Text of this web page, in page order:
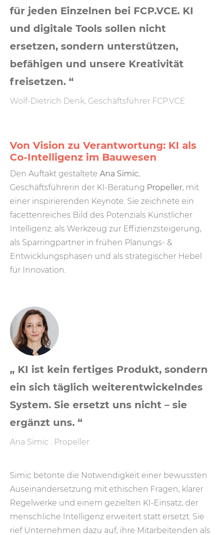
für jeden Einzelnen bei FCP.VCE. KI
und digitale Tools sollen nicht
ersetzen, sondern unterstützen,
befähigen und unsere Kreativität
freisetzen. “
Wolf-Dietrich Denk, Geschäftsführer FCP.VCE
Von Vision zu Verantwortung: KI als
Co-Intelligenz im Bauwesen
Den Auftakt gestaltete Ana Simic,
Geschäftsführerin der KI-Beratung Propeller, mit
einer inspirierenden Keynote. Sie zeichnete ein
facettenreiches Bild des Potenzials Künstlicher
Intelligenz: als Werkzeug zur Effizienzsteigerung,
als Sparringpartner in frühen Planungs- &
Entwicklungsphasen und als strategischer Hebel
für Innovation.
„ KI ist kein fertiges Produkt, sondern
ein sich täglich weiterentwickelndes
System. Sie ersetzt uns nicht – sie
ergänzt uns. “
Ana Simic . Propeller
Simic betonte die Notwendigkeit einer bewussten
Auseinandersetzung mit ethischen Fragen, klarer
Regelwerke und einem gezielten KI-Einsatz, der
menschliche Intelligenz erweitert statt ersetzt. Sie
rief Unternehmen dazu auf, ihre Mitarbeitenden als